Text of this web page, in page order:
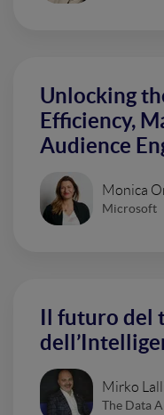
Unlocking
Efficiency,
Audience
Monica
Microsoft
Il futuro del
Mirko
The Data